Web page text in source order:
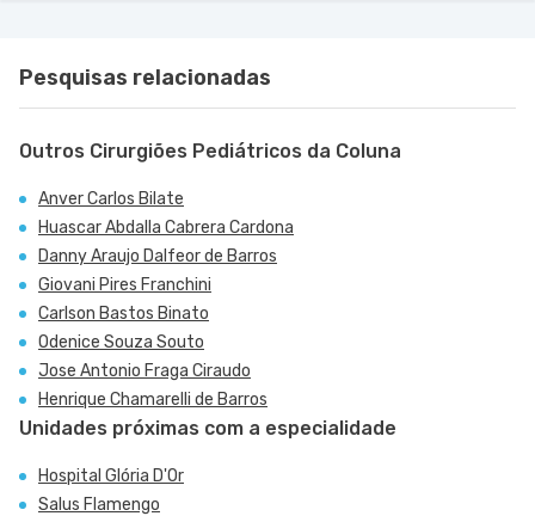
Pesquisas relacionadas
Outros Cirurgiões Pediátricos da Coluna
Anver Carlos Bilate
Huascar Abdalla Cabrera Cardona
Danny Araujo Dalfeor de Barros
Giovani Pires Franchini
Carlson Bastos Binato
Odenice Souza Souto
Jose Antonio Fraga Ciraudo
Henrique Chamarelli de Barros
Unidades próximas com a especialidade
Hospital Glória D'Or
Salus Flamengo